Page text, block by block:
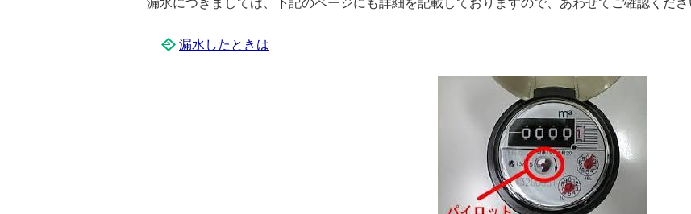
漏水につきましては、下記のページにも詳細を記載しておりますので、あわせてご確認くださ
漏水したときは